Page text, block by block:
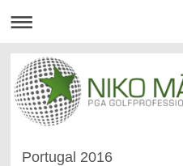
Portugal 2016